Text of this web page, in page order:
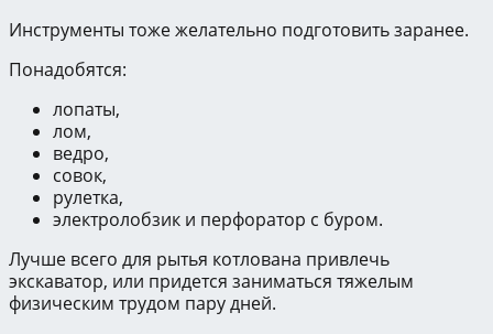
Инструменты тоже желательно подготовить заранее.
Понадобятся:
лопаты,
лом,
ведро,
совок,
рулетка,
электролобзик и перфоратор с буром.
Лучше всего для рытья котлована привлечь
экскаватор, или придется заниматься тяжелым
физическим трудом пару дней.